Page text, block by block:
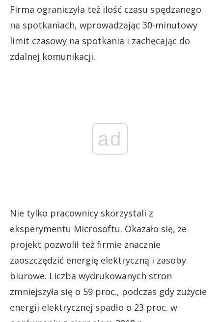
Firma ograniczyła też ilość czasu spędzanego
na spotkaniach, wprowadzając 30-minutowy
limit czasowy na spotkania i zachęcając do
zdalnej komunikacji.
ad
Nie tylko pracownicy skorzystali z
eksperymentu Microsoftu. Okazało się, że
projekt pozwolił też firmie znacznie
zaoszczędzić energię elektryczną i zasoby
biurowe. Liczba wydrukowanych stron
zmniejszyła się o 59 proc., podczas gdy zużycie
energii elektrycznej spadło o 23 proc. w